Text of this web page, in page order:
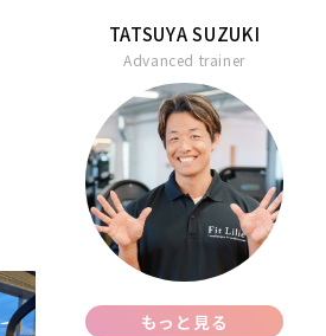
TATSUYA SUZUKI
Advanced trainer
もっと見る